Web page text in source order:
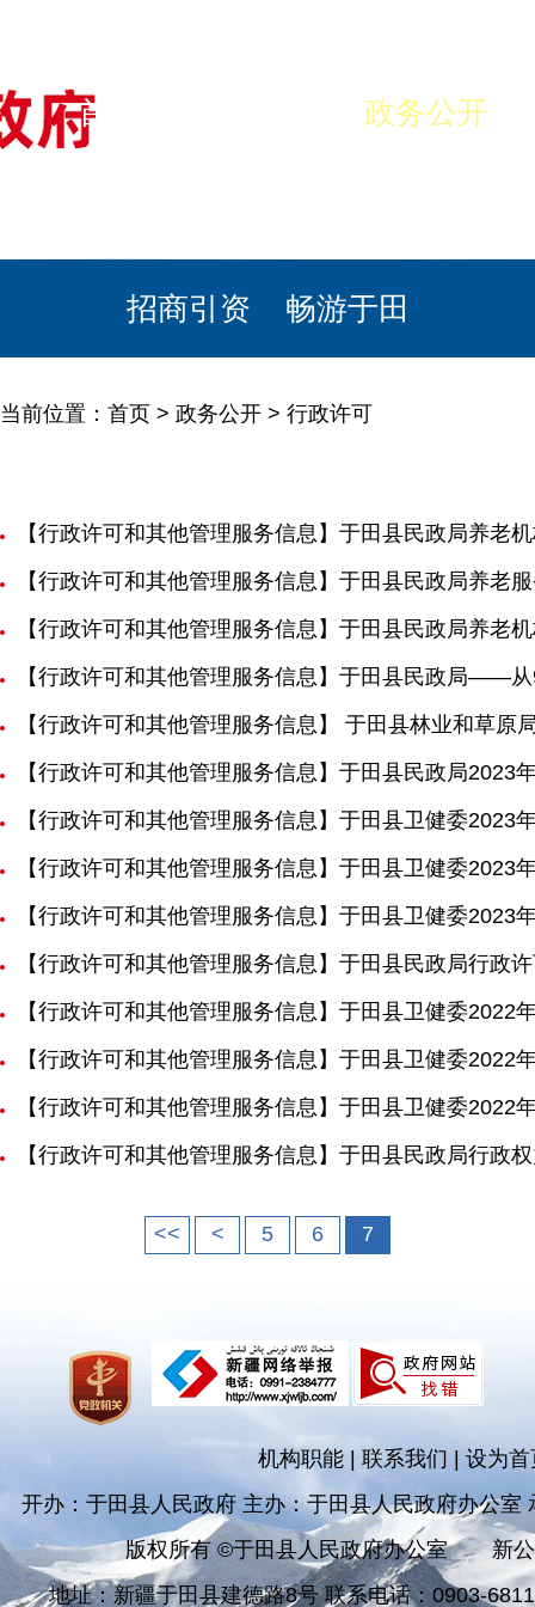
首页 政务公开
招商引资 畅游于田
当前位置： 首页 > 政务公开 > 行政许可
【行政许可和其他管理服务信息】于田县民政局养老
【行政许可和其他管理服务信息】于田县民政局养老
【行政许可和其他管理服务信息】于田县民政局养老
【行政许可和其他管理服务信息】于田县民政局——
【行政许可和其他管理服务信息】 于田县林业和草
【行政许可和其他管理服务信息】于田县民政局2023
【行政许可和其他管理服务信息】于田县卫健委2023
【行政许可和其他管理服务信息】于田县卫健委2023
【行政许可和其他管理服务信息】于田县卫健委2023
【行政许可和其他管理服务信息】于田县民政局行政
【行政许可和其他管理服务信息】于田县卫健委2022
【行政许可和其他管理服务信息】于田县卫健委2022
【行政许可和其他管理服务信息】于田县卫健委2022
【行政许可和其他管理服务信息】于田县民政局行政
<< < 5 6 7
机构职能 联系我们|设为首
开办：于田县人民政府 主办：于田县人民政府办公室
版权所有 ©于田县人民政府办公室
新
地址：新疆于田县建德路8号 联系电话：0903-